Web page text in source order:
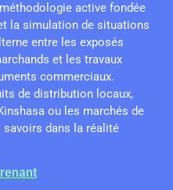
active fondée
la simulation de situations
entre les exposés
et les travaux
commerciaux.
de distribution locaux,
ou les marchés de
savoirs dans la réalité